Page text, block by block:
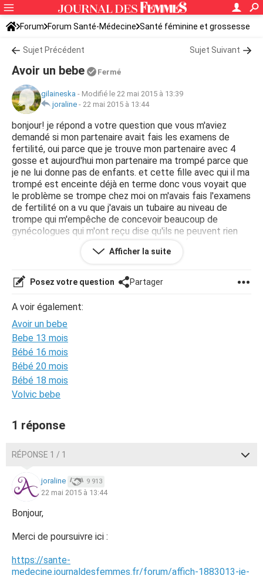
Forum Forum Santé-Médecine Santé féminine et grossesse
Tomber enceinte
Sujet Précédent Sujet Suivant
Avoir un bebe Fermé
gilaineska - Modifié le 22 mai 2015 à 13:39
joraline - 22 mai 2015 à 13:44
bonjour! je répond a votre question que vous m'aviez
demandé si mon partenaire avait fais les examens de
fertilité, oui parce que je trouve mon partenaire avec 4
gosse et aujourd'hui mon partenaire ma trompé parce que
je ne lui donne pas de enfants. et cette fille avec qui il ma
trompé est enceinte déjà en terme donc vous voyait que
le problème se trompe chez moi on m'avais fais l'examens
de fertilité on a vu que j'avais un tubaire au niveau de
trompe qui m'empêche de concevoir beaucoup de
gynécologues qui m'ont reçu dise qu'ils ne peuvent rien
faire je dois me faire opéré les trompe ou faire
insémination artificielle mais malgré sa je me décourage
Afficher la suite
Posez votre question Partager
A voir également:
Avoir un bebe
Bebe 13 mois
Bébé 16 mois
Bébé 20 mois
Bébé 18 mois
Volvic bebe
1 réponse
RÉPONSE 1 / 1
joraline 9 913
22 mai 2015 à 13:44
Bonjour,
Merci de poursuivre ici :
https://sante-
medecine.journaldesfemmes.fr/forum/affich-1883013-je-